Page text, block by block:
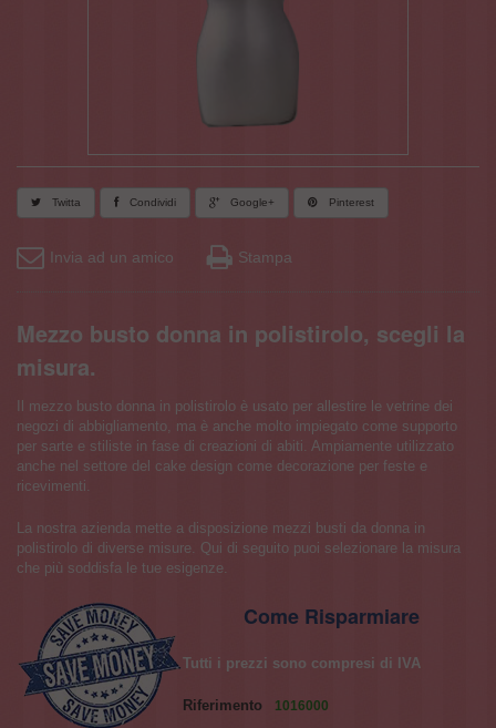
Twitta Condividi Google+ Pinterest
Invia ad un amico Stampa
Mezzo busto donna in polistirolo, scegli la
misura.
Il mezzo busto donna in polistirolo è usato per allestire le vetrine dei
negozi di abbigliamento, ma è anche molto impiegato come supporto
per sarte e stiliste in fase di creazioni di abiti. Ampiamente utilizzato
anche nel settore del cake design come decorazione per feste e
ricevimenti.
La nostra azienda mette a disposizione mezzi busti da donna in
polistirolo di diverse misure. Qui di seguito puoi selezionare la misura
che più soddisfa le tue esigenze.
Come Risparmiare
Tutti i prezzi sono compresi di IVA
Riferimento 1016000